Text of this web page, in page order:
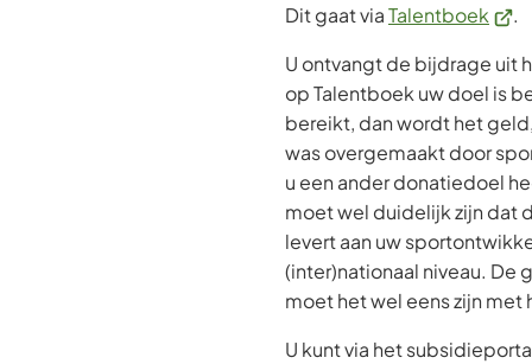
Dit gaat viaTalentboek
een
.
U ontvangt de bijdrage uit
op Talentboek uw doel is
bereikt, dan wordt het
was overgemaakt door
u een ander donatiedoel
moet wel duidelijk zijn dat
levert aan uw
(inter)nationaal niveau. De
moet het wel eens zijn met
U kunt via het